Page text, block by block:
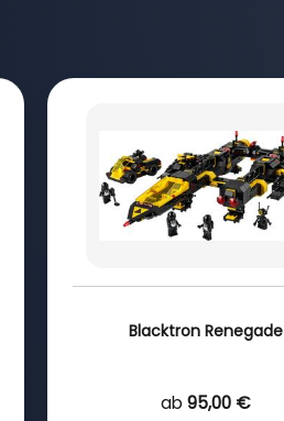
Blacktron Renegade
ab 95,00 €